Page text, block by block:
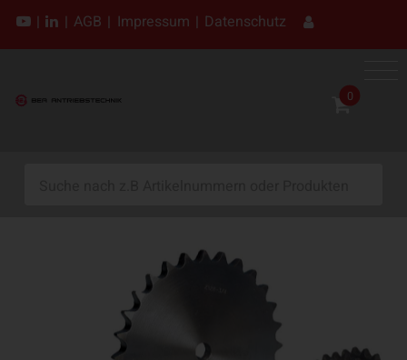
| | AGB | Impressum | Datenschutz
0